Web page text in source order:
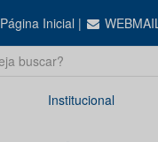
Página Inicial |
Institucional